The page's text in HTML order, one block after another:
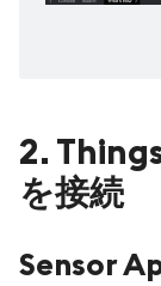
2.
を接続
Sensor